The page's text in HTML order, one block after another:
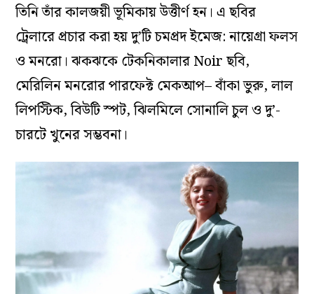
তিনি তাঁর কালজয়ী ভূমিকায় উত্তীর্ণ হন। এ ছবির
ট্রেলারে প্রচার করা হয় দু’টি চমপ্রদ ইমেজ: নায়েগ্রা ফলস
ও মনরো। ঝকঝকে টেকনিকালার Noir ছবি,
মেরিলিন মনরোর পারফেক্ট মেকআপ– বাঁকা ভুরু, লাল
লিপস্টিক, বিউটি স্পট, ঝিলমিলে সোনালি চুল ও দু’-
চারটে খুনের সম্ভবনা।